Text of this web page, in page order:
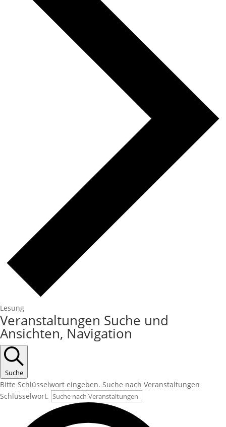
Lesung
Veranstaltungen Suche und
Ansichten, Navigation
Suche
Bitte Schlüsselwort eingeben. Suche nach Veranstaltungen
Schlüsselwort.